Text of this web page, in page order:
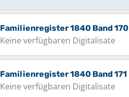
Familienregister 1840 Band 170
Keine verfügbaren Digitalisate
Familienregister 1840 Band 171
Keine verfügbaren Digitalisate